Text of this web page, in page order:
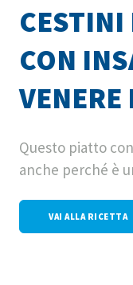
CESTINI
CON
VENERE
Questo piatto
anche perché è
VAI ALLA RICETTA